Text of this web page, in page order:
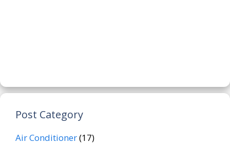
Post Category
Air Conditioner(17)